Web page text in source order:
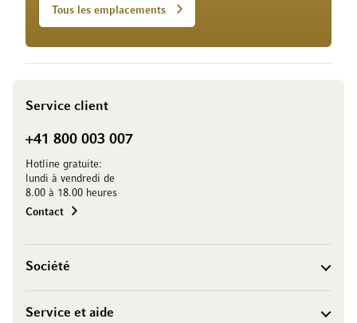
Tous les emplacements
Service client
+41 800 003 007
Hotline gratuite:
lundi à vendredi de
8.00 à 18.00 heures
Contact
Société
Service et aide